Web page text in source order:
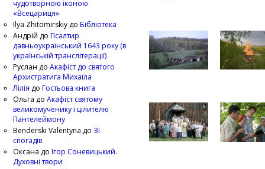
чудотворною іконою
«Всецариця»
Ilya Zhitomirskiy до Бібліотека
Андрій до Псалтир
давньоукраїнський 1643 року (в
українській транслітерації)
Руслан до Акафіст до святого
Архистратига Михаїла
Лілія до Гостьова книга
Ольга до Акафіст святому
великомученику і цілителю
Пантелеймону
Benderski Valentyna до Зі
спогадів
Оксана до Ігор Соневицький.
Духовні твори